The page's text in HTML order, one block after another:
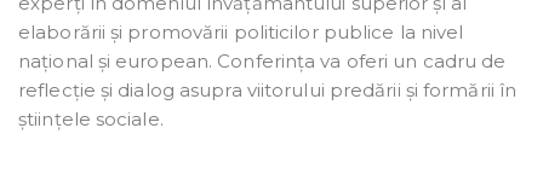
elaborării și promovării politicilor publice la nivel
național și european. Conferința va oferi un cadru de
reflecție și dialog asupra viitorului predării și formării în
științele sociale.